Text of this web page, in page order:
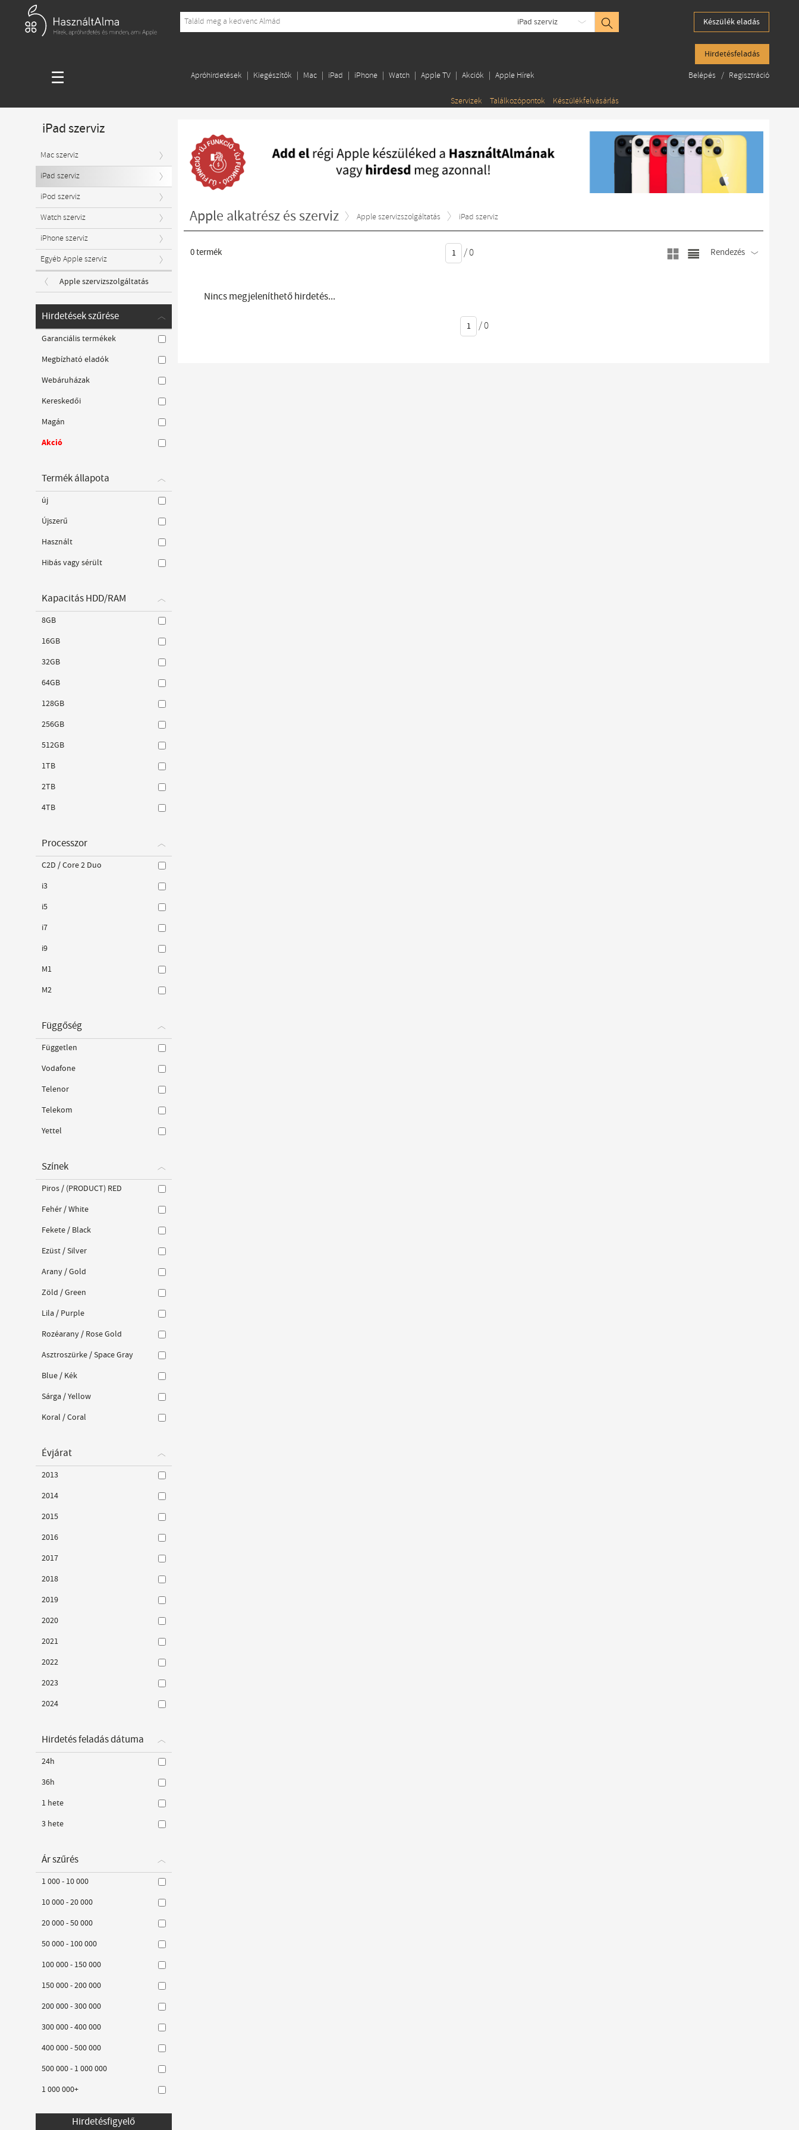
iPad szerviz Készülék eladás
Hirdetésfeladás
☰ Apróhirdetések Kiegészítők Mac iPad iPhone Watch Apple TV Akciók Apple Hírek
Szervizek Találkozópontok Készülékfelvásárlás
Belépés / Regisztráció
Apple alkatrész és szerviz Apple szervizszolgáltatás iPad szerviz
0termék /0 Rendezés
Nincs megjeleníthető hirdetés...
/0
iPad szerviz
Mac szerviz
iPad szerviz
iPod szerviz
Watch szerviz
iPhone szerviz
Egyéb Apple szerviz
Apple szervizszolgáltatás
Hirdetések szűrése
Garanciális termékek
Megbízható eladók
Webáruházak
Kereskedői
Magán
Akció
Termék állapota
új
Újszerű
Használt
Hibás vagy sérült
Kapacitás HDD/RAM
8GB
16GB
32GB
64GB
128GB
256GB
512GB
1TB
2TB
4TB
Processzor
C2D / Core 2 Duo
i3
i5
i7
i9
M1
M2
Függőség
Független
Vodafone
Telenor
Telekom
Yettel
Színek
Piros / (PRODUCT) RED
Fehér / White
Fekete / Black
Ezüst / Silver
Arany / Gold
Zöld / Green
Lila / Purple
Rozéarany / Rose Gold
Asztroszürke / Space Gray
Blue / Kék
Sárga / Yellow
Koral / Coral
Évjárat
2013
2014
2015
2016
2017
2018
2019
2020
2021
2022
2023
2024
Hirdetés feladás dátuma
24h
36h
1 hete
3 hete
Ár szűrés
1 000 - 10 000
10 000 - 20 000
20 000 - 50 000
50 000 - 100 000
100 000 - 150 000
150 000 - 200 000
200 000 - 300 000
300 000 - 400 000
400 000 - 500 000
500 000 - 1 000 000
1 000 000+
Hirdetésfigyelő